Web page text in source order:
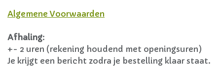
Algemene Voorwaarden
Afhaling:
+- 2 uren (rekening houdend met openingsuren)
Je krijgt een bericht zodra je bestelling klaar staat.